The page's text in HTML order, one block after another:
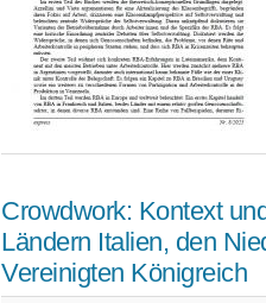
Crowdwork: Kontext
Ländern Italien, den
Vereinigten Königreich